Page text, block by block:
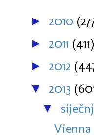
► 2010
► 2011 (411)
► 2012
▼ 2013
▼
Vienna